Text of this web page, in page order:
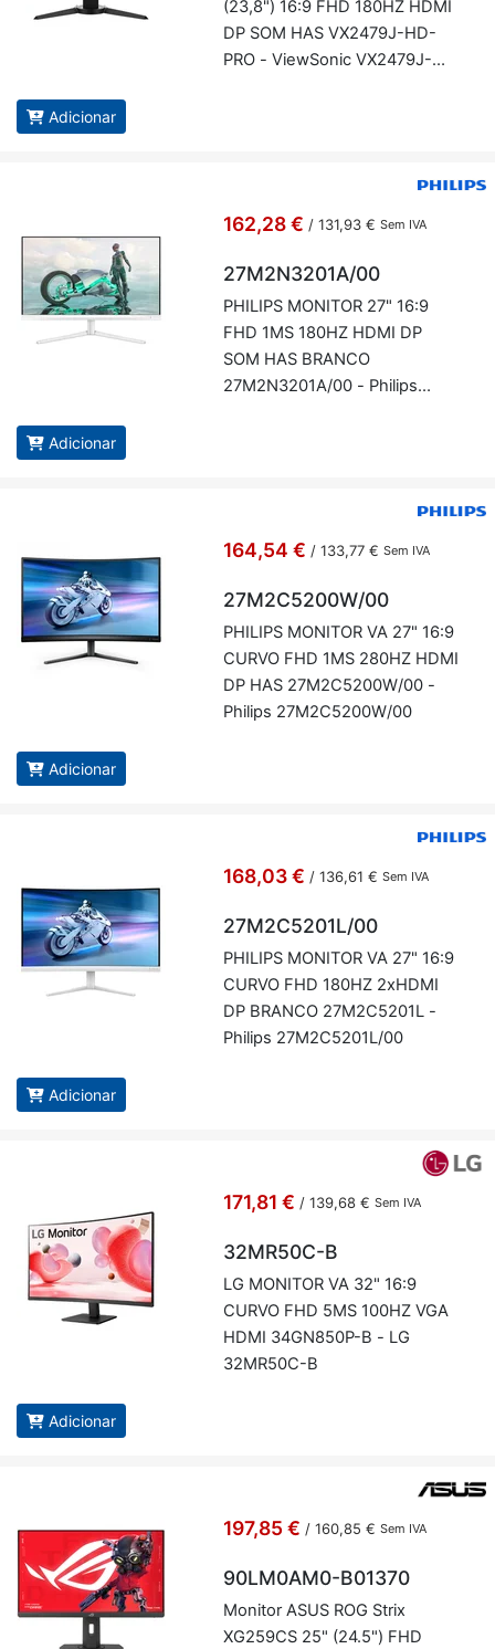
(23,8") 16:9 FHD 180HZ HDMI
DP SOM HAS VX2479J-HD-
PRO - Vi­ew­Sonic VX2479J-
Adicionar
162,28 € / 131,93 € Sem IVA
27M2N3201A/00
PHI­LIPS MO­NITOR 27" 16:9
FHD 1MS 180HZ HDMI DP
SOM HAS BRANCO
27M2N3201A/00 - Phi­lips
Adicionar
164,54 € / 133,77 € Sem IVA
27M2C5200W/00
PHI­LIPS MO­NITOR VA 27" 16:9
CURVO FHD 1MS 280HZ HDMI
DP HAS 27M2C5200W/00 -
Phi­lips 27M2C5200W/00
Adicionar
168,03 € / 136,61 € Sem IVA
27M2C5201L/00
PHI­LIPS MO­NITOR VA 27" 16:9
CURVO FHD 180HZ 2xHDMI
DP BRANCO 27M2C5201L -
Phi­lips 27M2C5201L/00
Adicionar
171,81 € / 139,68 € Sem IVA
32MR50C-B
LG MO­NITOR VA 32" 16:9
CURVO FHD 5MS 100HZ VGA
HDMI 34GN850P-B - LG
32MR50C-B
Adicionar
197,85 € / 160,85 € Sem IVA
90LM0AM0-B01370
Mo­nitor ASUS ROG Strix
XG259CS 25" (24.5") FHD